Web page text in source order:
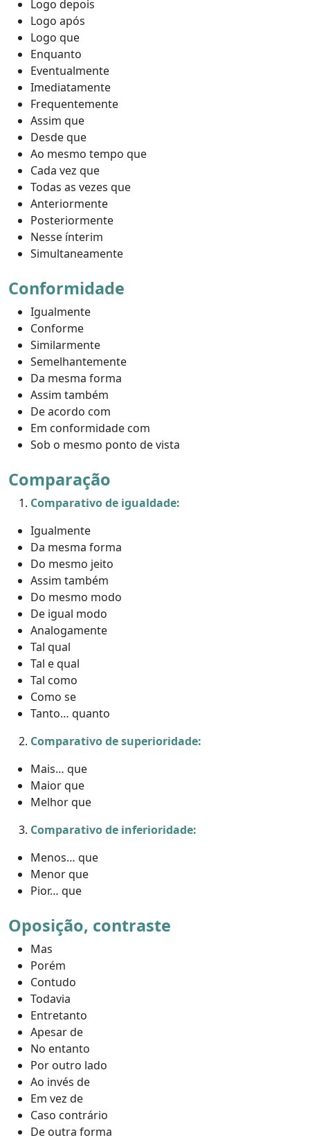
Logo depois
Logo após
Logo que
Enquanto
Eventualmente
Imediatamente
Frequentemente
Assim que
Desde que
Ao mesmo tempo que
Cada vez que
Todas as vezes que
Anteriormente
Posteriormente
Nesse ínterim
Simultaneamente
Conformidade
Igualmente
Conforme
Similarmente
Semelhantemente
Da mesma forma
Assim também
De acordo com
Em conformidade com
Sob o mesmo ponto de vista
Comparação
Comparativo de igualdade:
Igualmente
Da mesma forma
Do mesmo jeito
Assim também
Do mesmo modo
De igual modo
Analogamente
Tal qual
Tal e qual
Tal como
Como se
Tanto… quanto
Comparativo de superioridade:
Mais… que
Maior que
Melhor que
Comparativo de inferioridade:
Menos… que
Menor que
Pior… que
Oposição, contraste
Mas
Porém
Contudo
Todavia
Entretanto
Apesar de
No entanto
Por outro lado
Ao invés de
Em vez de
Caso contrário
De outra forma